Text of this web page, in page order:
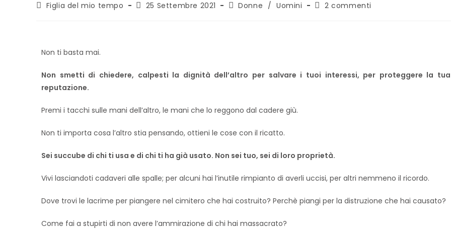
Figlia del mio tempo 25 Settembre 2021 Donne / Uomini 2 commenti
Non ti basta mai.
Non smetti di chiedere, calpesti la dignità dell’altro per salvare i tuoi interessi, per proteggere la tua
reputazione.
Premi i tacchi sulle mani dell’altro, le mani che lo reggono dal cadere giù.
Non ti importa cosa l’altro stia pensando, ottieni le cose con il ricatto.
Sei succube di chi ti usa e di chi ti ha già usato. Non sei tuo, sei di loro proprietà.
Vivi lasciandoti cadaveri alle spalle; per alcuni hai l’inutile rimpianto di averli uccisi, per altri nemmeno il ricordo.
Dove trovi le lacrime per piangere nel cimitero che hai costruito? Perchè piangi per la distruzione che hai causato?
Come fai a stupirti di non avere l’ammirazione di chi hai massacrato?